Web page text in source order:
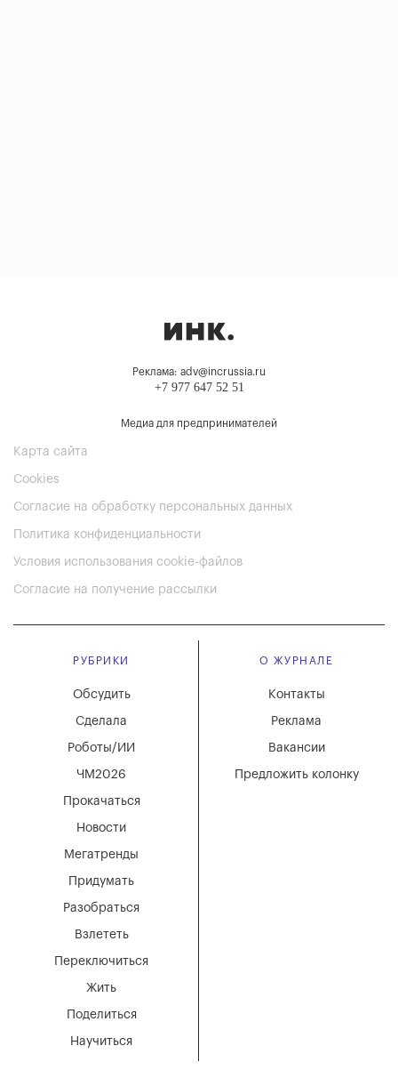
Реклама: adv@incrussia.ru
+7 977 647 52 51
Медиа для предпринимателей
Карта сайта
Cookies
Согласие на обработку персональных данных
Политика конфиденциальности
Условия использования cookie-файлов
Согласие на получение рассылки
РУБРИКИ
Мегатренды
Придумать
Разобраться
Взлететь
Новости
Переключиться
Жить
Поделиться
Научиться
Обсудить
Сделала
Роботы/ИИ
ЧМ2026
Прокачаться
О ЖУРНАЛЕ
Вакансии
Реклама
Контакты
Предложить колонку